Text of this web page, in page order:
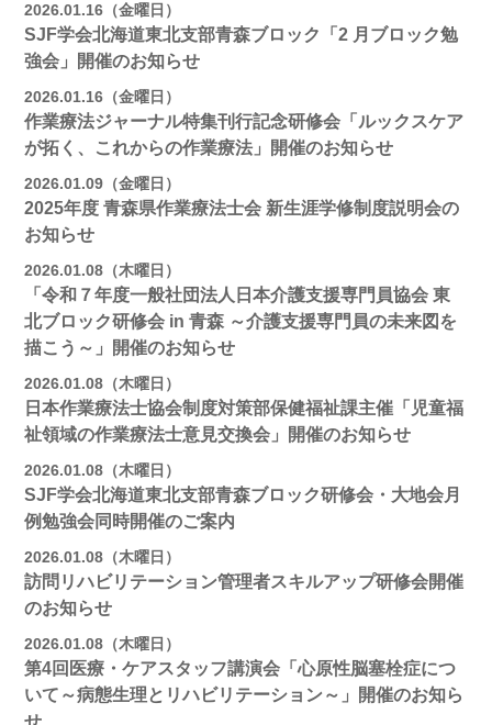
2026.01.16（金曜日）
SJF学会北海道東北支部⻘森ブロック「2 月ブロック勉
強会」開催のお知らせ
2026.01.16（金曜日）
作業療法ジャーナル特集刊行記念研修会「ルックスケア
が拓く、これからの作業療法」開催のお知らせ
2026.01.09（金曜日）
2025年度 青森県作業療法士会 新生涯学修制度説明会の
お知らせ
2026.01.08（木曜日）
「令和７年度一般社団法人日本介護支援専門員協会 東
北ブロック研修会 in 青森 ～介護支援専門員の未来図を
描こう～」開催のお知らせ
2026.01.08（木曜日）
日本作業療法士協会制度対策部保健福祉課主催「児童福
祉領域の作業療法士意見交換会」開催のお知らせ
2026.01.08（木曜日）
SJF学会北海道東北支部青森ブロック研修会・大地会月
例勉強会同時開催のご案内
2026.01.08（木曜日）
訪問リハビリテーション管理者スキルアップ研修会開催
のお知らせ
2026.01.08（木曜日）
第4回医療・ケアスタッフ講演会「心原性脳塞栓症につ
いて～病態生理とリハビリテーション～」開催のお知ら
せ